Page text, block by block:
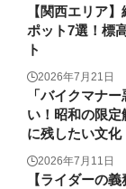
【関西エリア
ポット7選！標
ト
2026年7月21日
「バイクマナ
い！昭和の限
に残したい文化
2026年7月11日
【ライダーの